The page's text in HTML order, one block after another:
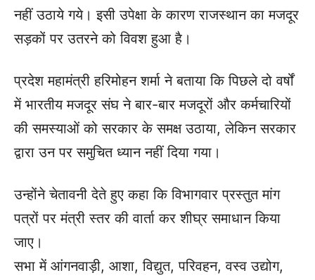
नहीं उठाये गये। इसी उपेक्षा के कारण राजस्थान का मजदूर
सड़कों पर उतरने को विवश हुआ है।
प्रदेश महामंत्री हरिमोहन शर्मा ने बताया कि पिछले दो वर्षों
में भारतीय मजदूर संघ ने बार-बार मजदूरों और कर्मचारियों
की समस्याओं को सरकार के समक्ष उठाया, लेकिन सरकार
द्वारा उन पर समुचित ध्यान नहीं दिया गया।
उन्होंने चेतावनी देते हुए कहा कि विभागवार प्रस्तुत मांग
पत्रों पर मंत्री स्तर की वार्ता कर शीघ्र समाधान किया
जाए।
सभा में आंगनवाड़ी, आशा, विद्युत, परिवहन, वस्व उद्योग,